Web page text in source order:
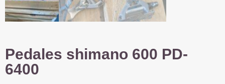
Pedales shimano 600 PD-
6400